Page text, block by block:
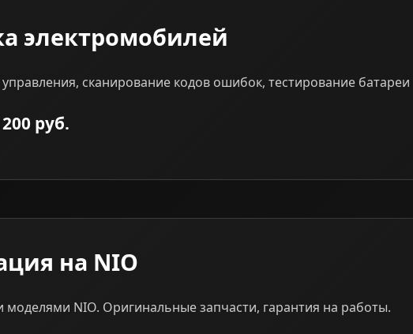
электромобилей
сканирование кодов ошибок, тестирование батареи
руб.
на NIO
NIO. Оригинальные запчасти, гарантия на работы.